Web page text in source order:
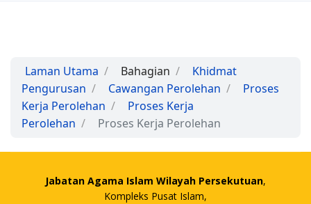
Laman Utama Bahagian
Khidmat
Pengurusan
Cawangan Perolehan
Proses
Kerja Perolehan
Proses Kerja
Perolehan
Proses Kerja Perolehan
Jabatan Agama Islam Wilayah Persekutuan,
Kompleks Pusat Islam,